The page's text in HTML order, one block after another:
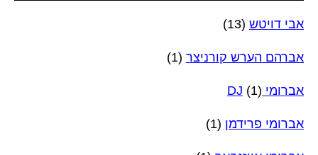
אבי דויטש (13)
אברהם הערש קורניצר (1)
אברומי DJ (1)
אברומי פרידמן (1)